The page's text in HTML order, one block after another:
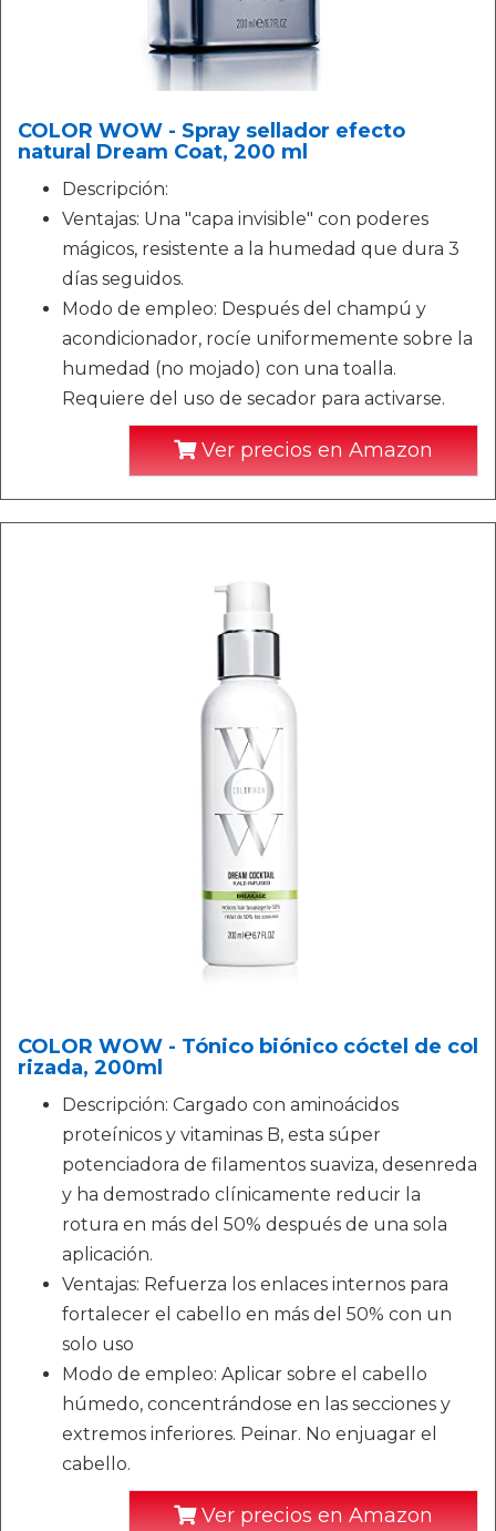
COLOR WOW - Spray sellador efecto
natural Dream Coat, 200 ml
Descripción:
Ventajas: Una "capa invisible" con poderes
mágicos, resistente a la humedad que dura 3
días seguidos.
Modo de empleo: Después del champú y
acondicionador, rocíe uniformemente sobre la
humedad (no mojado) con una toalla.
Requiere del uso de secador para activarse.
Ver precios en Amazon
COLOR WOW - Tónico biónico cóctel de col
rizada, 200ml
Descripción: Cargado con aminoácidos
proteínicos y vitaminas B, esta súper
potenciadora de filamentos suaviza, desenreda
y ha demostrado clínicamente reducir la
rotura en más del 50% después de una sola
aplicación.
Ventajas: Refuerza los enlaces internos para
fortalecer el cabello en más del 50% con un
solo uso
Modo de empleo: Aplicar sobre el cabello
húmedo, concentrándose en las secciones y
extremos inferiores. Peinar. No enjuagar el
cabello.
Ver precios en Amazon